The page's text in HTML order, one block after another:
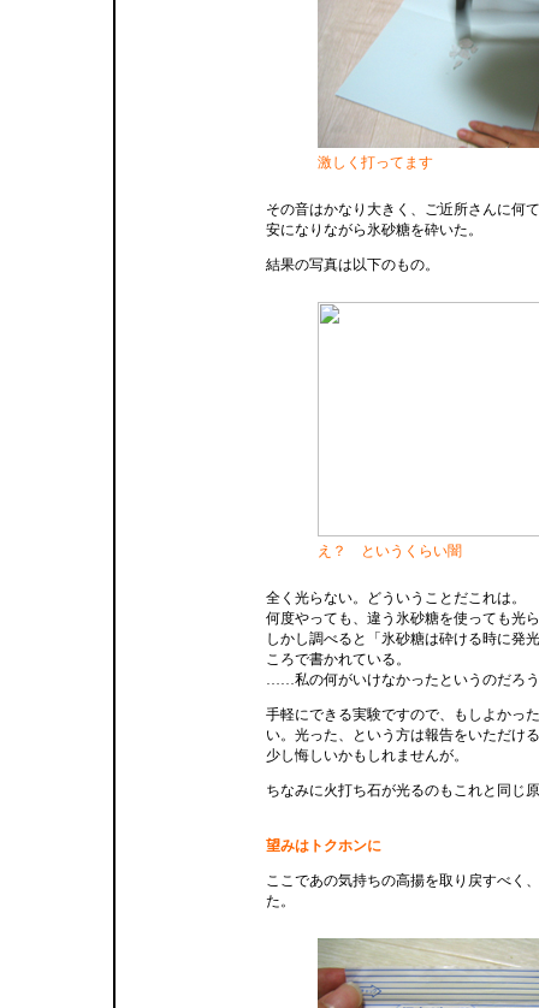
激しく打ってます
その音はかなり大きく、ご近所さんに何
安になりながら氷砂糖を砕いた。
結果の写真は以下のもの。
え？ というくらい闇
全く光らない。どういうことだこれは。
何度やっても、違う氷砂糖を使っても光
しかし調べると「氷砂糖は砕ける時に発
ころで書かれている。
……私の何がいけなかったというのだろ
手軽にできる実験ですので、もしよかっ
い。光った、という方は報告をいただけ
少し悔しいかもしれませんが。
ちなみに火打ち石が光るのもこれと同じ
望みはトクホンに
ここであの気持ちの高揚を取り戻すべく
た。